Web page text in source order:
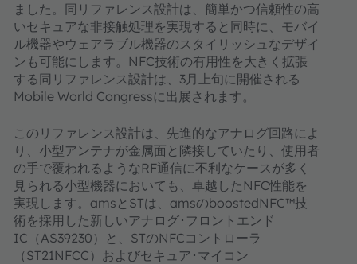
ました。同リファレンス設計は、簡単かつ信頼性の高
いセキュアな非接触処理を実現すると同時に、モバイ
ル機器やウェアラブル機器のスタイリッシュなデザイ
ンも可能にします。NFC技術の有用性を大きく拡張
する同リファレンス設計は、3月上旬に開催される
Mobile World Congressに出展されます。
このリファレンス設計は、先進的なアナログ回路によ
り、小型アンテナが金属面と隣接していたり、使用者
の手で覆われるようなRF通信に不利なケースが多く
見られる小型機器においても、卓越したNFC性能を
実現します。amsとSTは、amsのboostedNFC™技
術を採用した新しいアナログ･フロントエンド
IC（AS39230）と、STのNFCコントローラ
（ST21NFCC）およびセキュア･マイコン